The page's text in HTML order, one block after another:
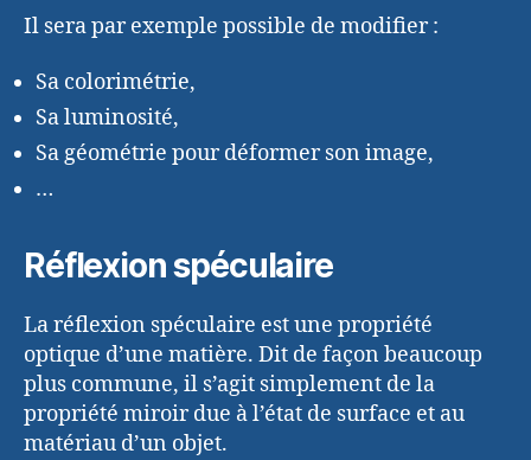
Il sera par exemple possible de modifier :
Sa colorimétrie,
Sa luminosité,
Sa géométrie pour déformer son image,
…
Réflexion spéculaire
La réflexion spéculaire est une propriété
optique d’une matière. Dit de façon beaucoup
plus commune, il s’agit simplement de la
propriété miroir due à l’état de surface et au
matériau d’un objet.